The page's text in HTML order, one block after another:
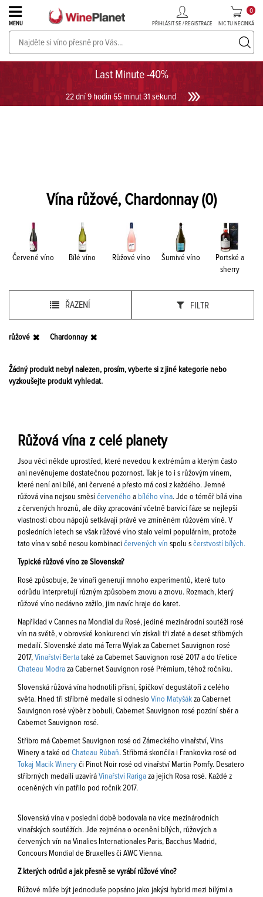
Last Minute -40%
22 dní 9 hodin 55 minut 31 sekund
MENU PŘIHLÁSIT SE / REGISTRACE NIC TU NECINKÁ
0
PROSECCO v akci až do -30%!UKÁZAT PROSECCO
Vína růžové, Chardonnay(0)
Červené víno Bílé víno Růžové víno Šumivé víno
Portské a
sherry
ŘAZENÍ FILTR
růžové Chardonnay
Žádný produkt nebyl nalezen, prosím, vyberte si z jiné kategorie nebo
vyzkoušejte produkt vyhledat.
Růžová vína z celé planety
Jsou věci někde uprostřed, které nevedou k extrémům a kterým často
ani nevěnujeme dostatečnou pozornost. Tak je to i s růžovým vínem,
které není ani bílé, ani červené a přesto má cosi z každého. Jemné
růžová vína nejsou směsí červeného a bílého vína. Jde o téměř bílá vína
z červených hroznů, ale díky zpracování včetně barvící fáze se nejlepší
vlastnosti obou nápojů setkávají právě ve zmíněném růžovém víně. V
posledních letech se však růžové víno stalo velmi populárním, protože
tato vína v sobě nesou kombinaci červených vín spolu s čerstvostí bílých.
Typické růžové víno ze Slovenska?
Rosé způsobuje, že vinaři generují mnoho experimentů, které tuto
odrůdu interpretují různým způsobem znovu a znovu. Rozmach, který
růžové víno nedávno zažilo, jim navíc hraje do karet.
Například v Cannes na Mondial du Rosé, jediné mezinárodní soutěži rosé
vín na světě, v obrovské konkurenci vín získali tři zlaté a deset stříbrných
medailí. Slovenské zlato má Terra Wylak za Cabernet Sauvignon rosé
2017, Vinařství Berta také za Cabernet Sauvignon rosé 2017 a do třetice
Chateau Modra za Cabernet Sauvignon rosé Prémium, téhož ročníku.
Slovenská růžová vína hodnotili přísní, špičkoví degustátoři z celého
světa. Hned tři stříbrné medaile si odneslo Víno Matyšák za Cabernet
Sauvignon rosé výběr z bobulí, Cabernet Sauvignon rosé pozdní sběr a
Cabernet Sauvignon rosé.
Stříbro má Cabernet Sauvignon rosé od Zámeckého vinařství, Vins
Winery a také od Chateau Rúbaň. Stříbrná skončila i Frankovka rosé od
Tokaj Macik Winery či Pinot Noir rosé od vinařství Martin Pomfy. Desatero
stříbrných medailí uzavírá Vinařství Rariga za jejich Rosa rosé. Každé z
oceněných vín patřilo pod ročník 2017.
Slovenská vína v poslední době bodovala na více mezinárodních
vinařských soutěžích. Jde zejména o ocenění bílých, růžových a
červených vín na Vinalies Internationales Paris, Bacchus Madrid,
Concours Mondial de Bruxelles či AWC Vienna.
Z kterých odrůd a jak přesně se vyrábí růžové víno?
Růžové může být jednoduše popsáno jako jakýsi hybrid mezi bílými a